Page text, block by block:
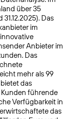
über 35
Das
im
Anbieter im
Das
mehr als 99
das
führende
Verfügbarkeit in
das